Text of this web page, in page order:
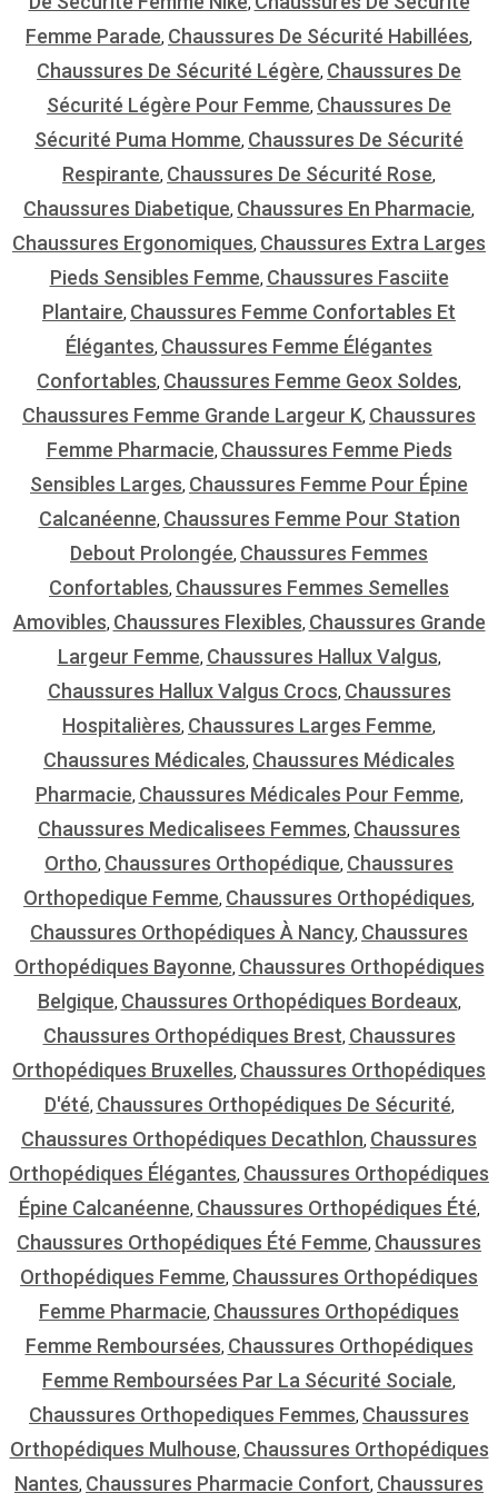
,
Femme Parade, Chaussures De Sécurité Habillées,
Chaussures De Sécurité Légère, Chaussures De
Sécurité Légère Pour Femme, Chaussures De
Sécurité Puma Homme, Chaussures De Sécurité
Respirante, Chaussures De Sécurité Rose,
Chaussures Diabetique, Chaussures En Pharmacie,
Chaussures Ergonomiques, Chaussures Extra Larges
Pieds Sensibles Femme, Chaussures Fasciite
Plantaire, Chaussures Femme Confortables Et
Élégantes, Chaussures Femme Élégantes
Confortables, Chaussures Femme Geox Soldes,
Chaussures Femme Grande Largeur K, Chaussures
Femme Pharmacie, Chaussures Femme Pieds
Sensibles Larges, Chaussures Femme Pour Épine
Calcanéenne, Chaussures Femme Pour Station
Debout Prolongée, Chaussures Femmes
Confortables, Chaussures Femmes Semelles
Amovibles, Chaussures Flexibles, Chaussures Grande
Largeur Femme, Chaussures Hallux Valgus,
Chaussures Hallux Valgus Crocs, Chaussures
Hospitalières, Chaussures Larges Femme,
Chaussures Médicales, Chaussures Médicales
Pharmacie, Chaussures Médicales Pour Femme,
Chaussures Medicalisees Femmes, Chaussures
Ortho, Chaussures Orthopédique, Chaussures
Orthopedique Femme, Chaussures Orthopédiques,
Chaussures Orthopédiques À Nancy, Chaussures
Orthopédiques Bayonne, Chaussures Orthopédiques
Belgique, Chaussures Orthopédiques Bordeaux,
Chaussures Orthopédiques Brest, Chaussures
Orthopédiques Bruxelles, Chaussures Orthopédiques
D'été, Chaussures Orthopédiques De Sécurité,
Chaussures Orthopédiques Decathlon, Chaussures
Orthopédiques Élégantes, Chaussures Orthopédiques
Épine Calcanéenne, Chaussures Orthopédiques Été,
Chaussures Orthopédiques Été Femme, Chaussures
Orthopédiques Femme, Chaussures Orthopédiques
Femme Pharmacie, Chaussures Orthopédiques
Femme Remboursées, Chaussures Orthopédiques
Femme Remboursées Par La Sécurité Sociale,
Chaussures Orthopediques Femmes, Chaussures
Orthopédiques Mulhouse, Chaussures Orthopédiques
Nantes, Chaussures Pharmacie Confort, Chaussures